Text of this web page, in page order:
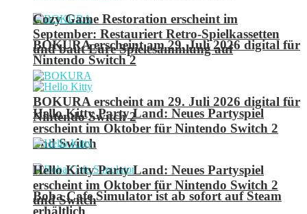
BOKURA erscheint am 29. Juli 2026 digital für
Nintendo Switch 2
Hello Kitty Party Land: Neues Partyspiel
erscheint im Oktober für Nintendo Switch 2
und Switch
Boba Cafe Simulator ist ab sofort auf Steam
erhältlich
Cozy Game Restoration erscheint im
September: Restauriert Retro-Spielkassetten
und baut Eure Spielesammlung auf
BOKURA erscheint am 29. Juli 2026 digital für
Nintendo Switch 2
Hello Kitty Party Land: Neues Partyspiel
erscheint im Oktober für Nintendo Switch 2
und Switch